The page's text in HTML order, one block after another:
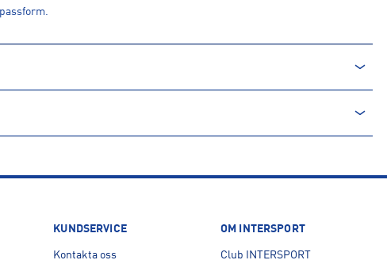
KUNDSERVICE
Kontakta oss
OM INTERSPORT
Club INTERSPORT